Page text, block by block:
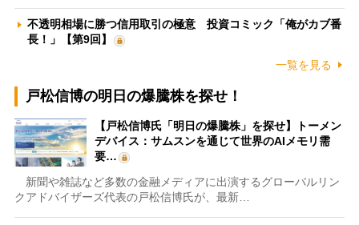
不透明相場に勝つ信用取引の極意 投資コミック「俺がカブ番
長！」【第9回】
一覧を見る
戸松信博の明日の爆騰株を探せ！
【戸松信博氏「明日の爆騰株」を探せ】トーメン
デバイス：サムスンを通じて世界のAIメモリ需
要…
新聞や雑誌など多数の金融メディアに出演するグローバルリン
クアドバイザーズ代表の戸松信博氏が、最新…